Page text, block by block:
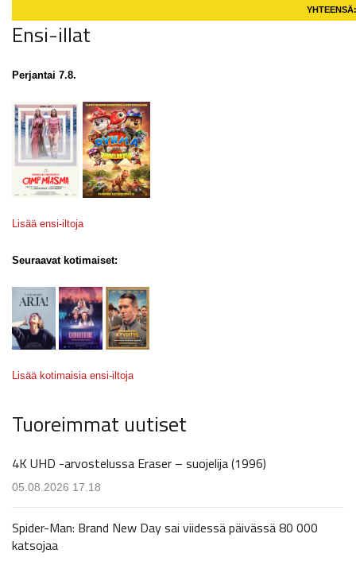
YHTEENSÄ:
Ensi-illat
Perjantai 7.8.
Lisää ensi-iltoja
Seuraavat kotimaiset:
Lisää kotimaisia ensi-iltoja
Tuoreimmat uutiset
4K UHD -arvostelussa Eraser – suojelija (1996)
05.08.2026 17.18
Spider-Man: Brand New Day sai viidessä päivässä 80 000
katsojaa